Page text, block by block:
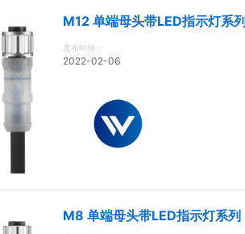
M12 单端母头带LED指示灯系列
发布时间：
2022-02-06
M8 单端母头带LED指示灯系列